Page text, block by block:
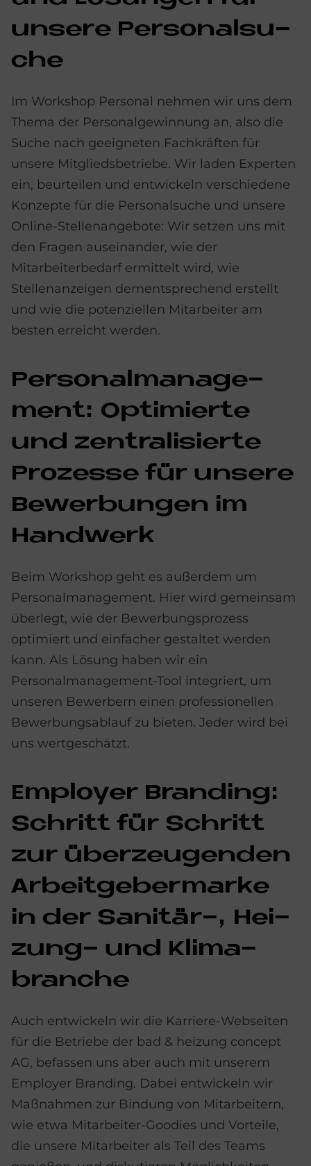
un­se­re Per­so­nal­su­
che
Im Workshop Personal nehmen wir uns dem
Thema der Personalgewinnung an, also die
Suche nach geeigneten Fachkräften für
unsere Mitgliedsbetriebe. Wir laden Experten
ein, beurteilen und entwickeln verschiedene
Konzepte für die Personalsuche und unsere
Online-Stellenangebote: Wir setzen uns mit
den Fragen auseinander, wie der
Mitarbeiterbedarf ermittelt wird, wie
Stellenanzeigen dementsprechend erstellt
und wie die potenziellen Mitarbeiter am
besten erreicht werden.
Per­so­nal­ma­nage­
ment: Op­ti­mier­te
und zen­tra­li­sier­te
Pro­zes­se für un­se­re
Be­wer­bun­gen im
Hand­werk
Beim Workshop geht es außerdem um
Personalmanagement. Hier wird gemeinsam
überlegt, wie der Bewerbungsprozess
optimiert und einfacher gestaltet werden
kann. Als Lösung haben wir ein
Personalmanagement-Tool integriert, um
unseren Bewerbern einen professionellen
Bewerbungsablauf zu bieten. Jeder wird bei
uns wertgeschätzt.
Em­ploy­er Bran­ding:
Schritt für Schritt
zur über­zeu­gen­den
Ar­beit­ge­ber­mar­ke
in der Sa­ni­tär-, Hei­
zung- und Kli­ma­
bran­che
Auch entwickeln wir die Karriere-Webseiten
für die Betriebe der bad & heizung concept
AG, befassen uns aber auch mit unserem
Employer Branding. Dabei entwickeln wir
Maßnahmen zur Bindung von Mitarbeitern,
wie etwa Mitarbeiter-Goodies und Vorteile,
die unsere Mitarbeiter als Teil des Teams